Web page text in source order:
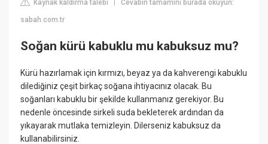
Kaynak kaldırma talebi |Cevabın tamamını burada okuyun:
sabah.com.tr
Soğan kürü kabuklu mu kabuksuz mu?
Kürü hazırlamak için kırmızı, beyaz ya da kahverengi kabuklu
dilediğiniz çeşit birkaç soğana ihtiyacınız olacak. Bu
soğanları kabuklu bir şekilde kullanmanız gerekiyor. Bu
nedenle öncesinde sirkeli suda bekleterek ardından da
yıkayarak mutlaka temizleyin. Dilerseniz kabuksuz da
kullanabilirsiniz.